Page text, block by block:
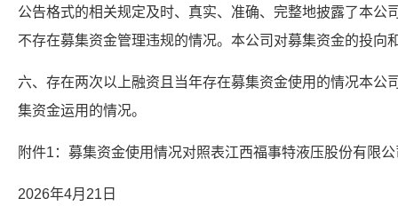
公告格式的相关规定及时、真实、准确、完整地披露了本公
不存在募集资金管理违规的情况。本公司对募集资金的投向
六、存在两次以上融资且当年存在募集资金使用的情况本公
集资金运用的情况。
附件1：募集资金使用情况对照表江西福事特液压股份有限公
2026年4月21日